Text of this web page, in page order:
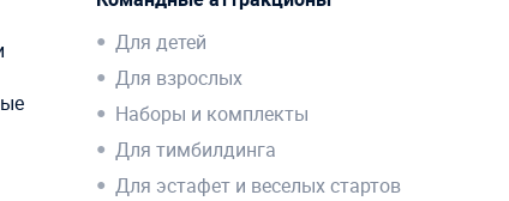
Для детей
Для взрослых
Наборы и комплекты
Для тимбилдинга
Для эстафет и веселых стартов